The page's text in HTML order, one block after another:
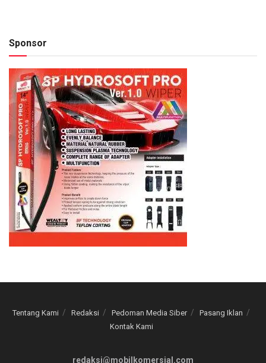
Sponsor
Tentang Kami Redaksi Pedoman Media Siber
Pasang Iklan
Kontak Kami
redaksi@mobilkomersial.com